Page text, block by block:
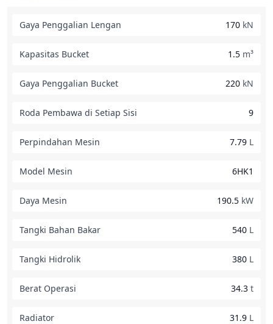
Gaya Penggalian Lengan 170 kN
Kapasitas Bucket 1.5 m³
Gaya Penggalian Bucket 220 kN
Roda Pembawa di Setiap Sisi 9
Perpindahan Mesin 7.79 L
Model Mesin 6HK1
Daya Mesin 190.5 kW
Tangki Bahan Bakar 540 L
Tangki Hidrolik 380 L
Berat Operasi 34.3 t
Radiator 31.9 L